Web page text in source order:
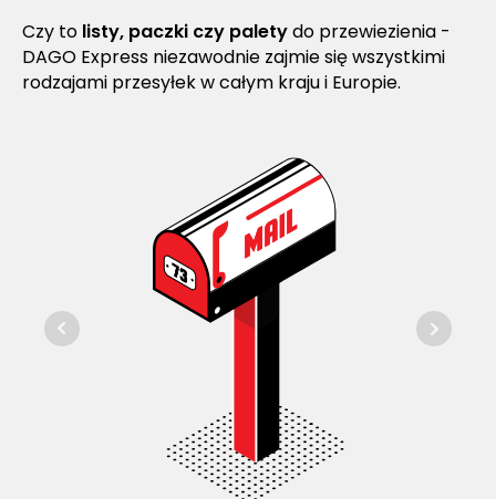
Czy to listy, paczki czy paletydo przewiezienia -
DAGO Express niezawodnie zajmie się wszystkimi
rodzajami przesyłek w całym kraju i Europie.